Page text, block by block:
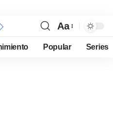
Aa
Popular Series